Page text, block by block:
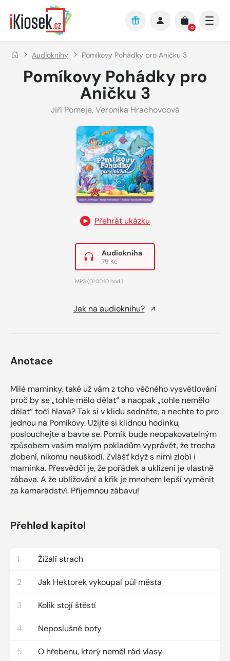
Přejít na hlavní obsah
0
Audioknihy Pomíkovy Pohádky pro Aničku 3
Pomíkovy Pohádky pro
Aničku 3
Jiří Pomeje, Veronika Hrachovcová
Přehrát ukázku
Audiokniha
79 Kč
MP3 (01:00:10 hod.)
Jak na audioknihu?
Anotace
Milé maminky, také už vám z toho věčného vysvětlování
proč by se „tohle mělo dělat“ a naopak „tohle nemělo
dělat“ točí hlava? Tak si v klidu sedněte, a nechte to pro
jednou na Pomíkovy. Užijte si klidnou hodinku,
poslouchejte a bavte se. Pomík bude neopakovatelným
způsobem vašim malým pokladům vyprávět, že trocha
zlobení, nikomu neuškodí. Zvlášť když s nimi zlobí i
maminka. Přesvědčí je, že pořádek a uklízení je vlastně
zábava. A že ubližování a křik je mnohem lepší vyměnit
za kamarádství. Příjemnou zábavu!
Přehled kapitol
1 Žížalí strach
2 Jak Hektorek vykoupal půl města
3 Kolik stojí štěstí
4 Neposlušné boty
5 O hřebenu, který neměl rád vlasy